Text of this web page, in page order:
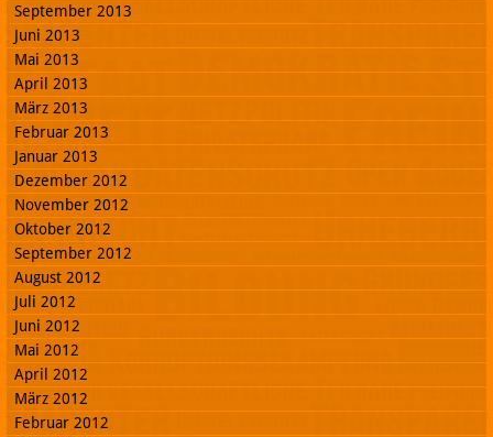
September 2013
Juni 2013
Mai 2013
April 2013
März 2013
Februar 2013
Januar 2013
Dezember 2012
November 2012
Oktober 2012
September 2012
August 2012
Juli 2012
Juni 2012
Mai 2012
April 2012
März 2012
Februar 2012